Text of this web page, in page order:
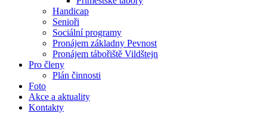
Handicap
Senioři
Sociální programy
Pronájem základny Pevnost
Pronájem tábořiště Vildštejn
Pro členy
Plán činnosti
Foto
Akce a aktuality
Kontakty